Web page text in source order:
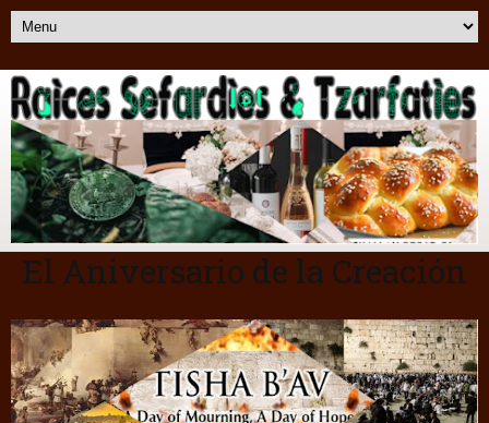
El Aniversario de la Creación